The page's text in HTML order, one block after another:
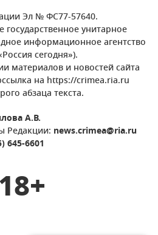
Эл № ФС77-57640.
унитарное
информационное агентство
сегодня»).
материалов и новостей сайта
на https://crimea.ria.ru
абзаца текста.
А.В.
Редакции: news.crimea@ria.ru
645-6601
18+